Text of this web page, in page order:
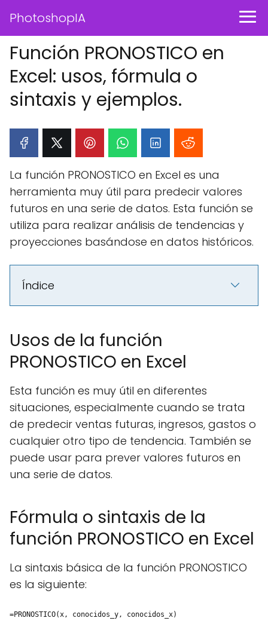
PhotoshopIA
Función PRONOSTICO en
Excel: usos, fórmula o
sintaxis y ejemplos.
La función PRONOSTICO en Excel es una
herramienta muy útil para predecir valores
futuros en una serie de datos. Esta función se
utiliza para realizar análisis de tendencias y
proyecciones basándose en datos históricos.
Índice
Usos de la función
PRONOSTICO en Excel
Esta función es muy útil en diferentes
situaciones, especialmente cuando se trata
de predecir ventas futuras, ingresos, gastos o
cualquier otro tipo de tendencia. También se
puede usar para prever valores futuros en
una serie de datos.
Fórmula o sintaxis de la
función PRONOSTICO en Excel
La sintaxis básica de la función PRONOSTICO
es la siguiente:
=PRONOSTICO(x, conocidos_y, conocidos_x)